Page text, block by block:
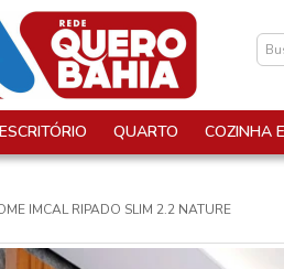
QUARTO COZINHA
IMCAL RIPADO SLIM 2.2 NATURE